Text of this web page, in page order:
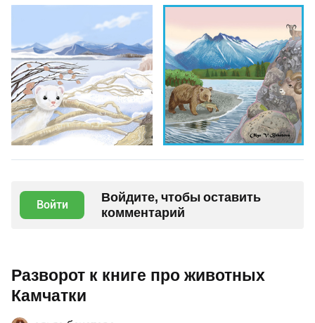
Войти
Войдите, чтобы оставить
комментарий
Разворот к книге про животных
Камчатки